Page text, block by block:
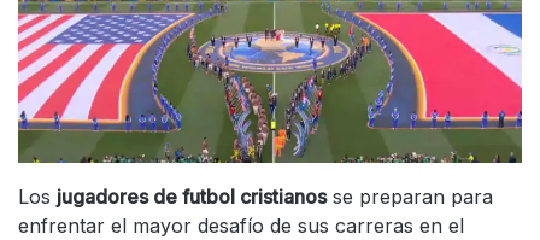
Los jugadores de futbol cristianosse preparan para
enfrentar el mayor desafío de sus carreras en el